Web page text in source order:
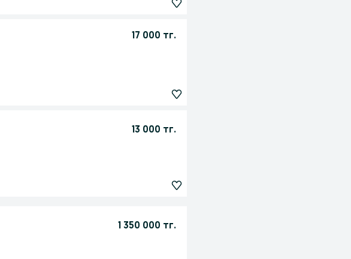
17 000 тг.
13 000 тг.
1 350 000 тг.